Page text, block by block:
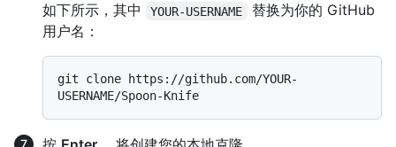
如下所示，其中
YOUR-USERNAME
替换为你的 GitHub
用户名：
git clone https://github.com/YOUR-